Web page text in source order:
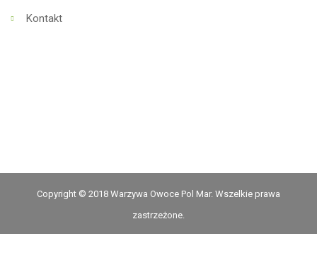
Kontakt
Copyright © 2018 Warzywa Owoce Pol Mar. Wszelkie prawa
zastrzeżone.